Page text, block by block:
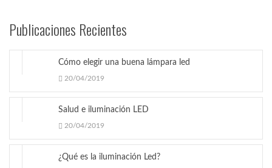
Publicaciones Recientes
Cómo elegir una buena lámpara led
20/04/2019
Salud e iluminación LED
20/04/2019
¿Qué es la iluminación Led?